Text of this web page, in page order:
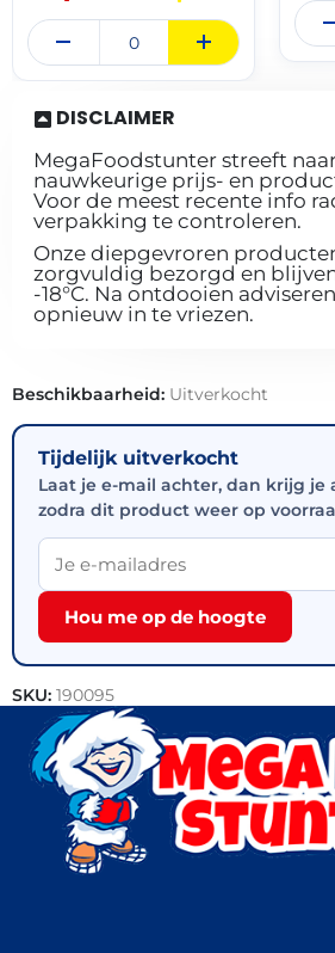
DISCLAIMER
MegaFoodstunter streeft
nauwkeurige prijs- en
Voor de meest recente info
verpakking te controleren.
Onze diepgevroren
zorgvuldig bezorgd en
-18°C. Na ontdooien
opnieuw in te vriezen.
Beschikbaarheid: Uitverkocht
Tijdelijk uitverkocht
Laat je e-mail achter, dan krijg je
zodra dit product weer op
Hou me op de hoogte
SKU: 190095
Categorieën:Vlees